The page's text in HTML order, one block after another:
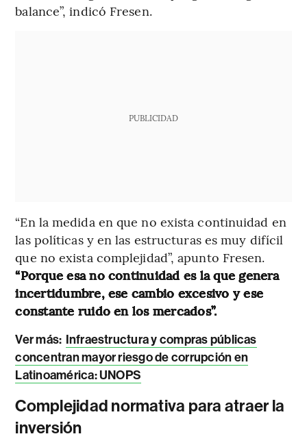
balance”, indicó Fresen.
PUBLICIDAD
“En la medida en que no exista continuidad en
las políticas y en las estructuras es muy difícil
que no exista complejidad”, apunto Fresen.
“Porque esa no continuidad es la que genera
incertidumbre, ese cambio excesivo y ese
constante ruido en los mercados”.
Ver más: Infraestructura y compras públicas
concentran mayor riesgo de corrupción en
Latinoamérica: UNOPS
Complejidad normativa para atraer la
inversión